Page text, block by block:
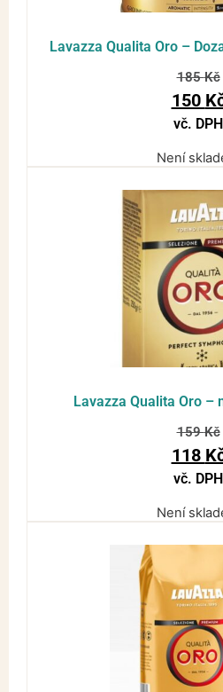
Lavazza Qualita Oro –
185Kč
150
vč. DPH
Není
Lavazza Qualita Oro –
159Kč
118
vč. DPH
Není